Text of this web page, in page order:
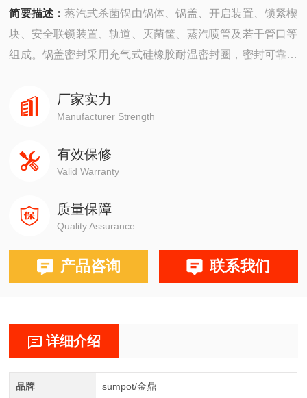
简要描述：蒸汽式杀菌锅由锅体、锅盖、开启装置、锁紧楔
块、安全联锁装置、轨道、灭菌筐、蒸汽喷管及若干管口等
组成。锅盖密封采用充气式硅橡胶耐温密封圈，密封可靠，
厂家实力
Manufacturer Strength
有效保修
Valid Warranty
质量保障
Quality Assurance
产品咨询 联系我们
详细介绍
品牌 sumpot/金鼎